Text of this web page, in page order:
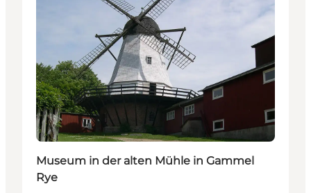
Museum in der alten Mühle in Gammel
Rye